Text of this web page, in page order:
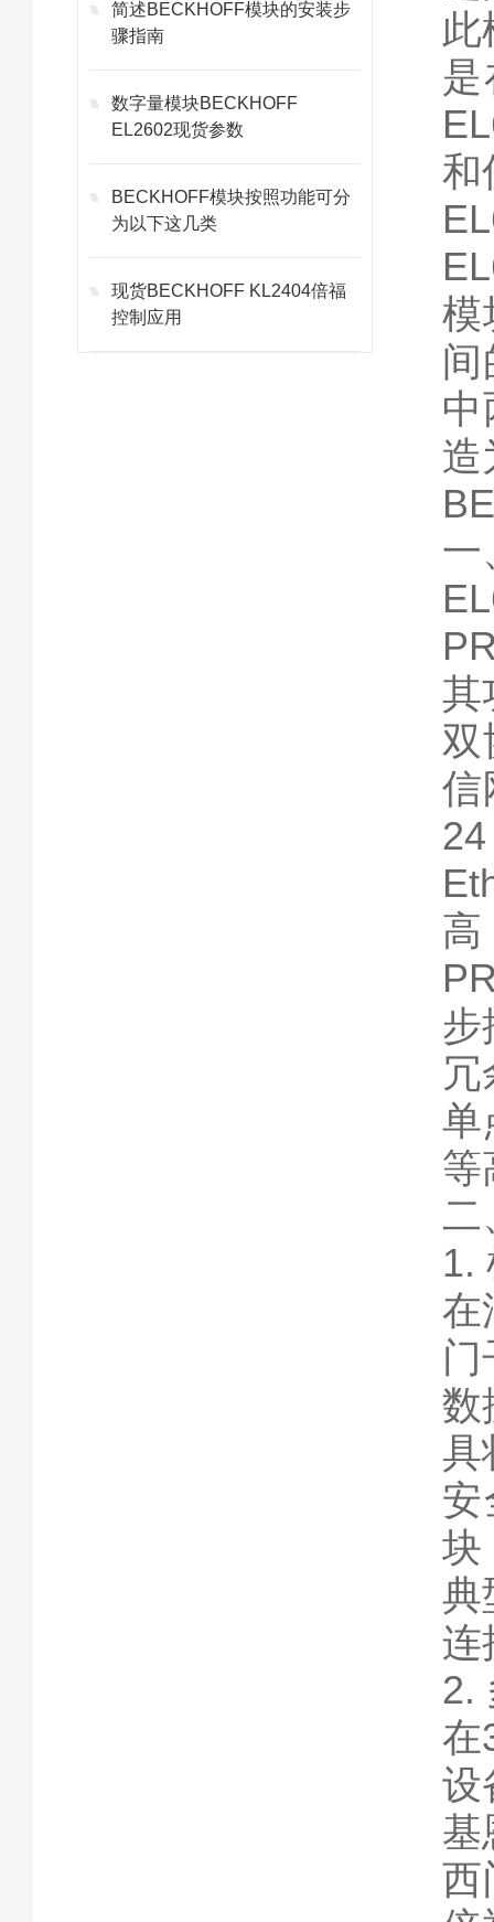
简述BECKHOFF模块的安装步
骤指南
数字量模块BECKHOFF
EL2602现货参数
BECKHOFF模块按照功能可分
为以下这几类
现货BECKHOFF KL2404倍福
控制应用
和
模
间
中
造
一
其
双
信
步
单
等
二
1.
在
门
数
具
安
块
典
连
2.
在
设
基
西